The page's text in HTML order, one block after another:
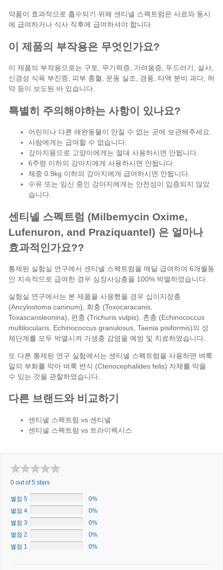
약품이 효과적으로 흡수되기 위해 센티넬 스펙트럼은 사료와 동시
에 급여하거나 식사 직후에 급여하셔야 합니다.
이 제품의 부작용은 무엇인가요?
이 제품의 부작용으로는 구토, 무기력증, 가려움증, 두드러기, 설사,
신경성 식욕 부진증, 피부 충혈, 운동 실조, 경풍, 타액 분비 과다, 허
약 등이 보도된 바 있습니다.
특별히 주의해야하는 사항이 있나요?
어린이나 다른 애완동물이 만질 수 없는 곳에 보관해주세요.
사람에게는 급여할 수 없습니다.
강아지용으로 고양이에게는 절대 사용하시면 안됩니다.
6주령 이하의 강아지에게 사용하시면 안됩니다.
체중 0.9kg 이하의 강아지에게 급여하시면 안됩니다.
수유 또는 임신 중인 강아지에게는 안전성이 입증되지 않았
습니다.
센티넬 스펙트럼 (Milbemycin Oxime,
Lufenuron, and Praziquantel) 은 얼마나
효과적인가요??
통제된 실험실 연구에서 센티넬 스펙트럼을 매달 급여하여 6개월동
안 지속적으로 급여한 경우 심장사상충을 100% 박멸하였습니다.
실험실 연구에서는 본 제품을 사용했을 경우 십이지장충
(Ancylostoma caninum), 회충 (Toxocaracanis,
Toxascarisleonina), 편충 (Trichuris vulpis), 촌충 (Echinococcus
multilocularis, Echinococcus granulosus, Taenia pisiformis)의 성
체단계를 모두 박멸시켜 기생충 감염을 예방 및 치료하였습니다.
또 다른 통제된 연구 실험에서는 센티넬 스펙트럼을 사용하면 벼룩
알의 부화를 막아 벼룩 번식 (Ctenocephalides felis) 자체를 막을
수 있는 것을 관찰하였습니다.
다른 브랜드와 비교하기
센티넬 스펙트럼 vs 센티넬
센티넬 스펙트럼 vs 트라이펙시스
0 out of 5 stars
별점 5
0%
별점 4
0%
별점 3
0%
별점 2
0%
별점 1
0%